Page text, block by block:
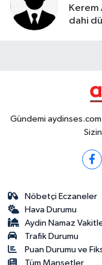
Kerem
dahi
Gündemi
Nöbetçi Eczaneler
Hava Durumu
Aydin Namaz
Trafik Durumu
Puan Durumu ve
Tüm Manşetler